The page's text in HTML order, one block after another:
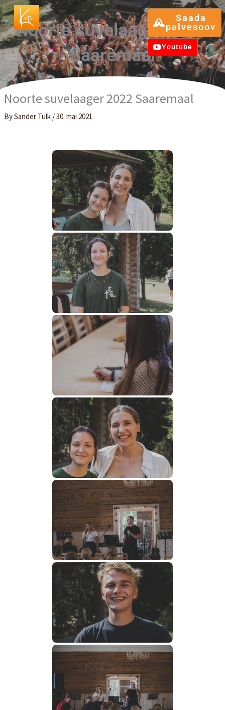
Skip
to
content
Menu
Youtube
Saada
palvesoov
Noorte suvelaager 2022
Saaremaal
Noorte suvelaager 2022 Saaremaal
BySander Tulk /30. mai 2021